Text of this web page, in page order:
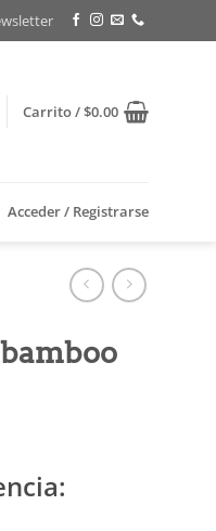
Carrito /$0.00
Acceder / Registrarse